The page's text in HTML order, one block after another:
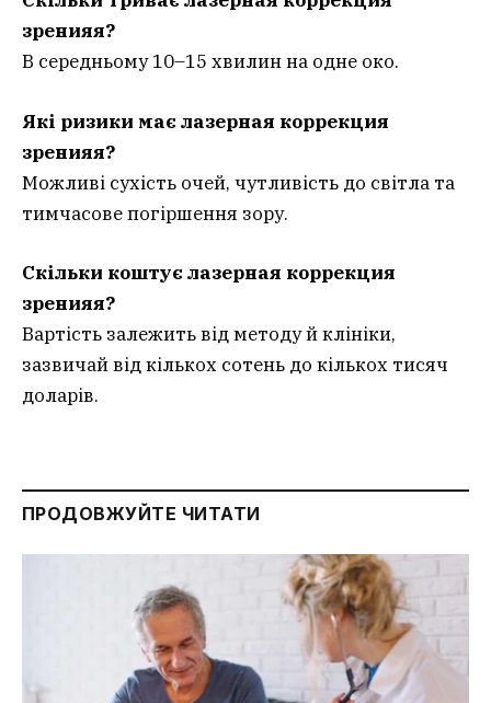
зренияя?
В середньому 10–15 хвилин на одне око.
Які ризики має лазерная коррекция
зренияя?
Можливі сухість очей, чутливість до світла та
тимчасове погіршення зору.
Скільки коштує лазерная коррекция
зренияя?
Вартість залежить від методу й клініки,
зазвичай від кількох сотень до кількох тисяч
доларів.
ПРОДОВЖУЙТЕ ЧИТАТИ